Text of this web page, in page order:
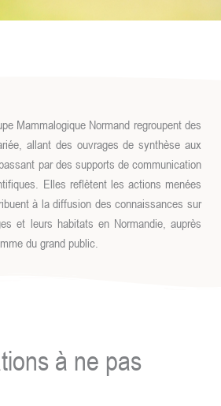
Mammalogique Normand regroupent des
allant des ouvrages de synthèse aux
par des supports de communication
Elles reflètent les actions menées
à la diffusion des connaissances sur
et leurs habitats en Normandie, auprès
du grand public.
à ne pas